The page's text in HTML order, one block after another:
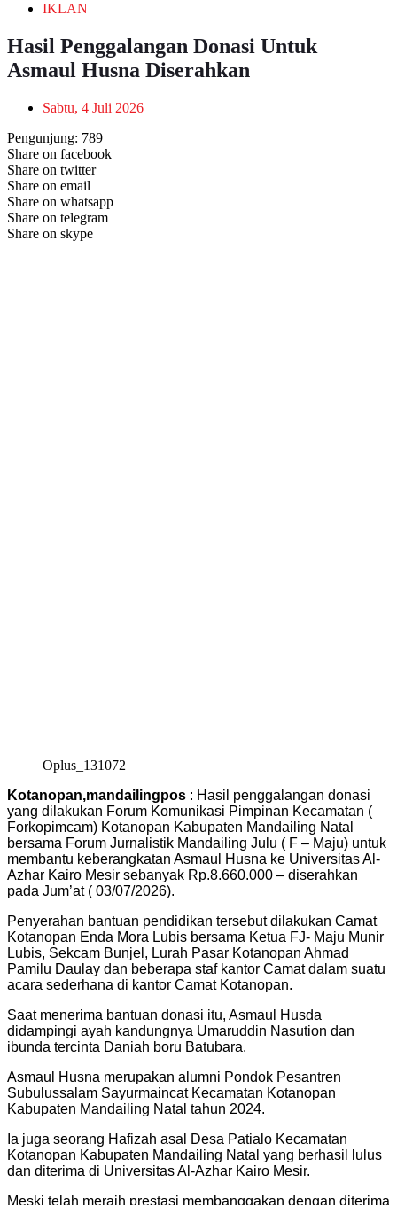
IKLAN
Hasil Penggalangan Donasi Untuk
Asmaul Husna Diserahkan
Sabtu, 4 Juli 2026
Pengunjung: 789
Share on facebook
Share on twitter
Share on email
Share on whatsapp
Share on telegram
Share on skype
Oplus_131072
Kotanopan,mandailingpos : Hasil penggalangan donasi
yang dilakukan Forum Komunikasi Pimpinan Kecamatan (
Forkopimcam) Kotanopan Kabupaten Mandailing Natal
bersama Forum Jurnalistik Mandailing Julu ( F – Maju) untuk
membantu keberangkatan Asmaul Husna ke Universitas Al-
Azhar Kairo Mesir sebanyak Rp.8.660.000 – diserahkan
pada Jum’at ( 03/07/2026).
Penyerahan bantuan pendidikan tersebut dilakukan Camat
Kotanopan Enda Mora Lubis bersama Ketua FJ- Maju Munir
Lubis, Sekcam Bunjel, Lurah Pasar Kotanopan Ahmad
Pamilu Daulay dan beberapa staf kantor Camat dalam suatu
acara sederhana di kantor Camat Kotanopan.
Saat menerima bantuan donasi itu, Asmaul Husda
didampingi ayah kandungnya Umaruddin Nasution dan
ibunda tercinta Daniah boru Batubara.
Asmaul Husna merupakan alumni Pondok Pesantren
Subulussalam Sayurmaincat Kecamatan Kotanopan
Kabupaten Mandailing Natal tahun 2024.
Ia juga seorang Hafizah asal Desa Patialo Kecamatan
Kotanopan Kabupaten Mandailing Natal yang berhasil lulus
dan diterima di Universitas Al-Azhar Kairo Mesir.
Meski telah meraih prestasi membanggakan dengan diterima